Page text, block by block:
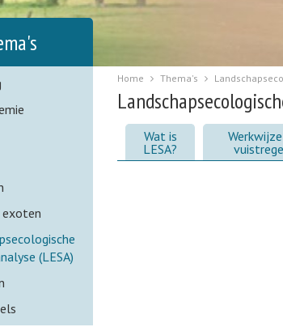
exoten
(LESA)
Home Thema's
Wat is
LESA?